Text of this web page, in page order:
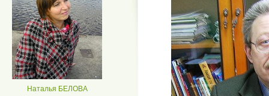
Наталья БЕЛОВА